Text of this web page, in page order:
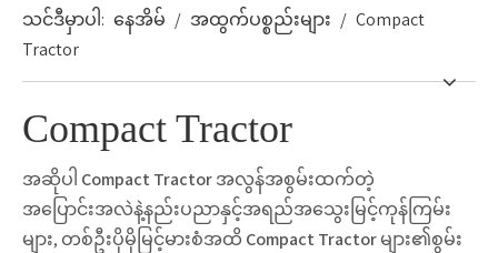
သင်ဒီမှာပါ: နေအိမ် / အထွက်ပစ္စည်းများ / Compact
Tractor
Compact Tractor
အဆိုပါ Compact Tractorအလွန်အစွမ်းထက်တဲ့
အပြောင်းအလဲနဲ့နည်းပညာနှင့်အရည်အသွေးမြင့်ကုန်ကြမ်း
များ, တစ်ဦးပိုမိုမြင့်မားစံအထိ Compact Tractorများ၏စွမ်း